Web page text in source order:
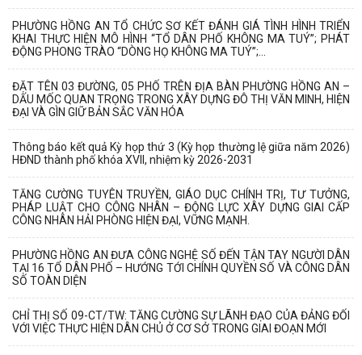
PHƯỜNG HỒNG AN TỔ CHỨC SƠ KẾT ĐÁNH GIÁ TÌNH HÌNH TRIỂN
KHAI THỰC HIỆN MÔ HÌNH “TỔ DÂN PHỐ KHÔNG MA TUÝ”; PHÁT
ĐỘNG PHONG TRÀO “DÒNG HỌ KHÔNG MA TUÝ”;...
ĐẶT TÊN 03 ĐƯỜNG, 05 PHỐ TRÊN ĐỊA BÀN PHƯỜNG HỒNG AN –
DẤU MỐC QUAN TRỌNG TRONG XÂY DỰNG ĐÔ THỊ VĂN MINH, HIỆN
ĐẠI VÀ GÌN GIỮ BẢN SẮC VĂN HÓA
Thông báo kết quả Kỳ họp thứ 3 (Kỳ họp thường lệ giữa năm 2026)
HĐND thành phố khóa XVII, nhiệm kỳ 2026-2031
TĂNG CƯỜNG TUYÊN TRUYỀN, GIÁO DỤC CHÍNH TRỊ, TƯ TƯỞNG,
PHÁP LUẬT CHO CÔNG NHÂN – ĐỘNG LỰC XÂY DỰNG GIAI CẤP
CÔNG NHÂN HẢI PHÒNG HIỆN ĐẠI, VỮNG MẠNH.
PHƯỜNG HỒNG AN ĐƯA CÔNG NGHỆ SỐ ĐẾN TẬN TAY NGƯỜI DÂN
TẠI 16 TỔ DÂN PHỐ – HƯỚNG TỚI CHÍNH QUYỀN SỐ VÀ CÔNG DÂN
SỐ TOÀN DIỆN
CHỈ THỊ SỐ 09-CT/TW: TĂNG CƯỜNG SỰ LÃNH ĐẠO CỦA ĐẢNG ĐỐI
VỚI VIỆC THỰC HIỆN DÂN CHỦ Ở CƠ SỞ TRONG GIAI ĐOẠN MỚI